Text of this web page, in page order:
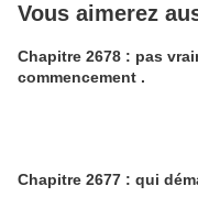
Vous aimerez
Chapitre 2678 : pas
commencement .
Chapitre 2677 : qui